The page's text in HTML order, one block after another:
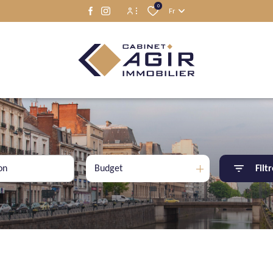
Espace propriétaire
Espace locataire
0
Fr
Budget